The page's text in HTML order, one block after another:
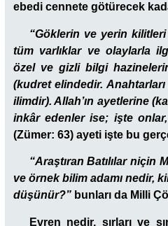
ebedi cennete götürecek
“Göklerin ve yerin
tüm varlıklar ve olaylarla
özel ve gizli bilgi
(kudret elindedir.
ilimdir). Allah’ın ayetlerine
inkâr edenler ise; işte
(Zümer: 63) ayeti işte bu
“Araştıran Batılılar niçin
ve örnek bilim adamı nedir,
düşünür?” bunları da Milli
Evren nedir, sırları ve